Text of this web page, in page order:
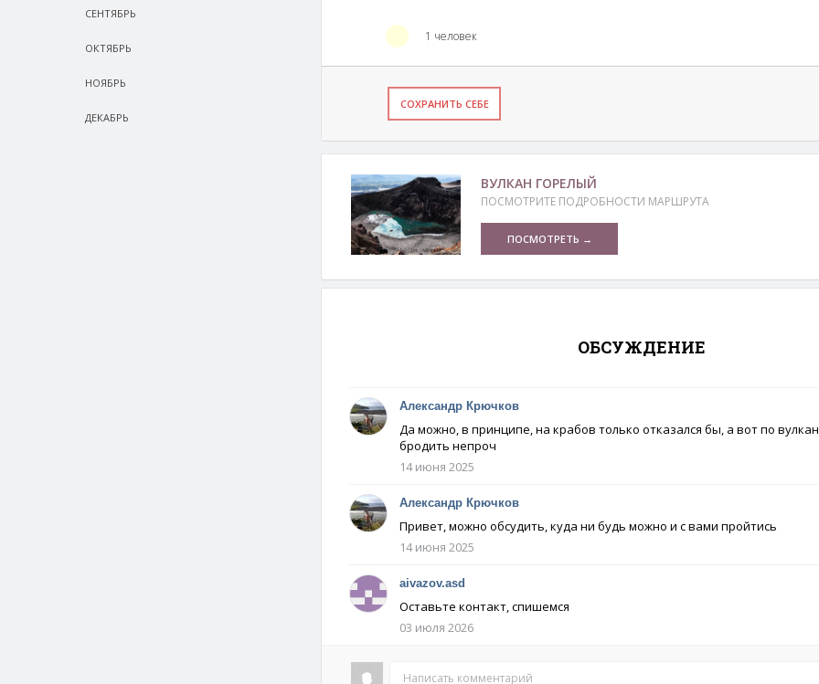
СEНТЯБРЬ
ОКТЯБРЬ
НОЯБРЬ
ДЕКАБРЬ
1 человек
СОХРАНИТЬ СЕБЕ
ВУЛКАН ГОРЕЛЫЙ
ПОСМОТРИТЕ ПОДРОБНОСТИ МАРШРУТА
ПОСМОТРЕТЬ →
ОБСУЖДЕНИЕ
Александр Крючков
Да можно, в принципе, на крабов только отказался бы, а вот по
бродить непроч
14 июня 2025
Александр Крючков
Привет, можно обсудить, куда ни будь можно и с вами пройтись
14 июня 2025
aivazov.asd
Оставьте контакт, спишемся
03 июля 2026
Написать комментарий